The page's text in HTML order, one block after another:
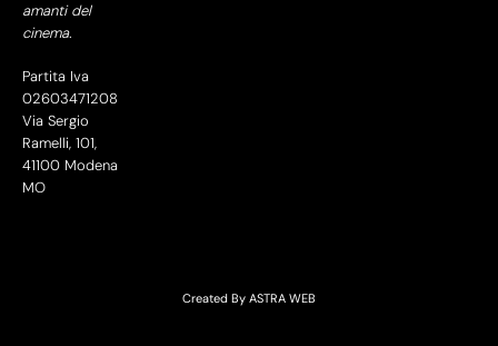
amanti del
cinema.
Partita Iva
02603471208
Via Sergio
Ramelli, 101,
41100 Modena
MO
Created By ASTRA WEB